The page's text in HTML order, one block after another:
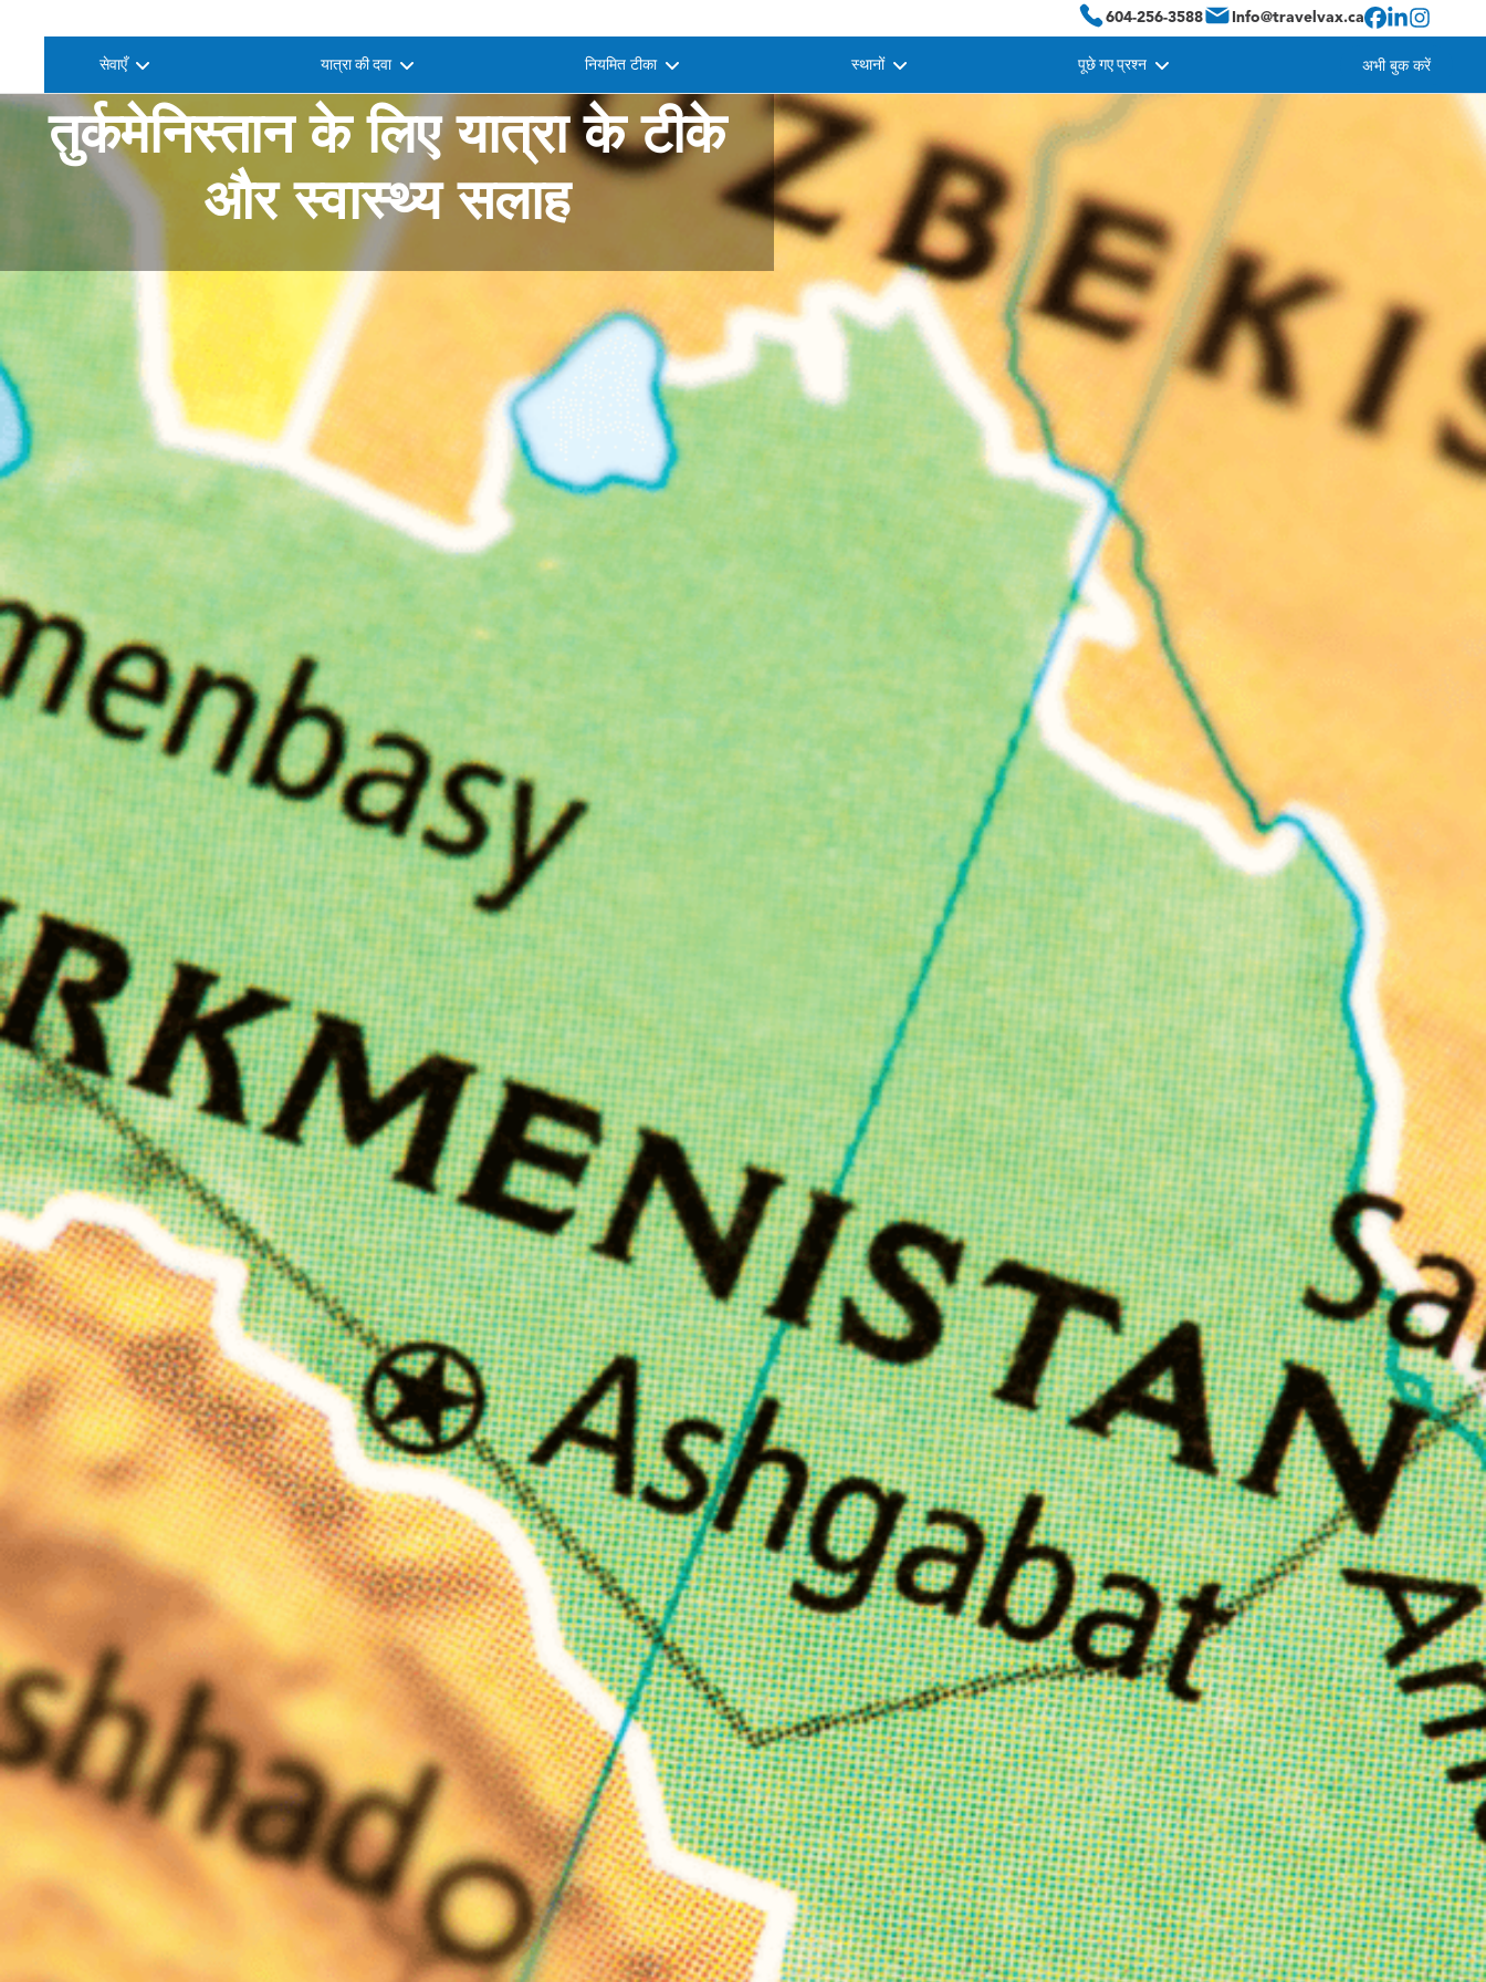
604-256-3588 Info@travelvax.ca
सेवाएँ यात्रा की दवा नियमित टीका स्थानों पूछे गए प्रश्न अभी बुक करें
तुर्कमेनिस्तान के लिए यात्रा के टीके
और स्वास्थ्य सलाह